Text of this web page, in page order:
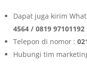
Dapat juga kirim
4564 / 0819 97101192
Telepon di nomor :
Hubungi tim